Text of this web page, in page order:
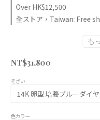
Over HK$12,500
全ストア，Taiwan: Free
も
NT$31,800
そざい
色カラー